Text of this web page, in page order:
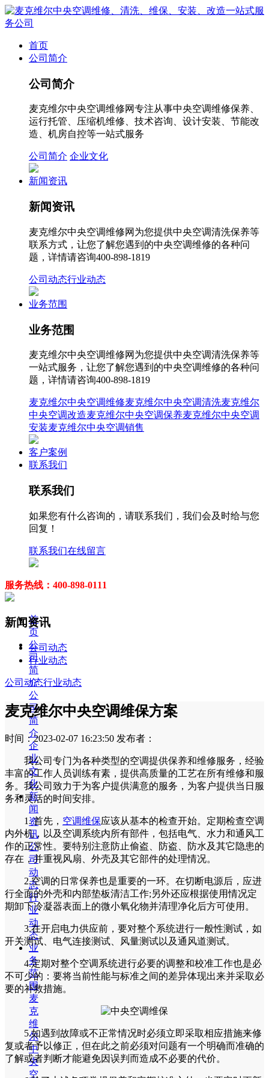
首页
公司简介
公司简介
麦克维尔中央空调维修网专注从事中央空调维修保养、
运行托管、压缩机维修、技术咨询、设计安装、节能改
造、机房自控等一站式服务
公司简介 企业文化
新闻资讯
新闻资讯
麦克维尔中央空调维修网为您提供中央空调清洗保养等
联系方式，让您了解您遇到的中央空调维修的各种问
题，详情请咨询400-898-1819
公司动态行业动态
业务范围
业务范围
麦克维尔中央空调维修网为您提供中央空调清洗保养等
一站式服务，让您了解您遇到的中央空调维修的各种问
题，详情请咨询400-898-1819
麦克维尔中央空调维修麦克维尔中央空调清洗麦克维尔
中央空调改造麦克维尔中央空调保养麦克维尔中央空调
安装麦克维尔中央空调销售
客户案例
联系我们
联系我们
如果您有什么咨询的，请联系我们，我们会及时给与您
回复！
联系我们在线留言
服务热线：400-898-0111
首
页
公
司
简
介
公
司
简
介
企
业
文
化
新
闻
资
讯
公
司
动
态
行
业
动
态
业
务
范
围
麦
克
维
尔
中
央
空
新闻资讯
公司动态
行业动态
公司动态行业动态
麦克维尔中央空调维保方案
时间：2023-02-07 16:23:50 发布者：
我公司专门为各种类型的空调提供保养和维修服务，经验
丰富的工作人员训练有素，提供高质量的工艺在所有维修和服
务。我公司致力于为客户提供满意的服务，为客户提供当日服
务和灵活的时间安排。
1. 首先， 空调维保应该从基本的检查开始。定期检查空调
内外机，以及空调系统内所有部件，包括电气、水力和通风工
作的正常性。要特别注意防止偷盗、防盗、防水及其它隐患的
存在，并重视风扇、外壳及其它部件的处理情况。
2.空调的日常保养也是重要的一环。在切断电源后，应进
行全面的外壳和内部垫板清洁工作;另外还应根据使用情况定
期卸下冷凝器表面上的微小氧化物并清理净化后方可使用。
3.在开启电力供应前，要对整个系统进行一般性测试，如
开关测试、电气连接测试、风量测试以及通风道测试。
4.定期对整个空调系统进行必要的调整和校准工作也是必
不可少的：要将当前性能与标准之间的差异体现出来并采取必
要的补救措施。
5.如遇到故障或不正常情况时必须立即采取相应措施来修
复或者予以修正，但在此之前必须对问题有一个明确而准确的
了解或者判断才能避免因误判而造成不必要的代价。